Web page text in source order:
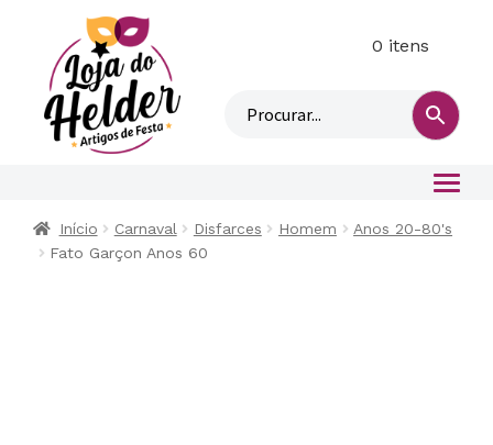
n
0 itens
Início Carnaval Disfarces Homem
Anos 20-80's
Fato Garçon Anos 60